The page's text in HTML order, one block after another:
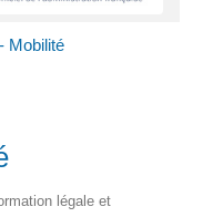
Mobilité
légale et